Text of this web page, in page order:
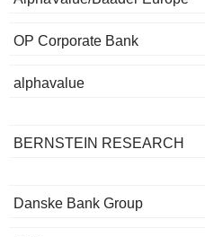
OP Corporate Bank
alphavalue
BERNSTEIN RESEARCH
Danske Bank Group